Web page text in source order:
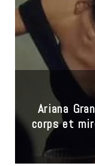
Ariana
corps et